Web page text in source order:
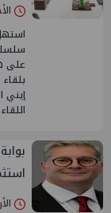
الأحد 02/
إيني